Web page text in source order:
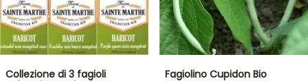
Collezione di 3 fagioli
Fagiolino Cupidon Bio